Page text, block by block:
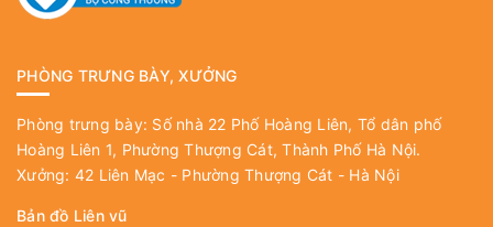
PHÒNG TRƯNG BÀY, XƯỞNG
Phòng trưng bày: Số nhà 22 Phố Hoàng Liên, Tổ dân phố
Hoàng Liên 1, Phường Thượng Cát, Thành Phố Hà Nội.
Xưởng: 42 Liên Mạc - Phường Thượng Cát - Hà Nội
Bản đồ Liên vũ